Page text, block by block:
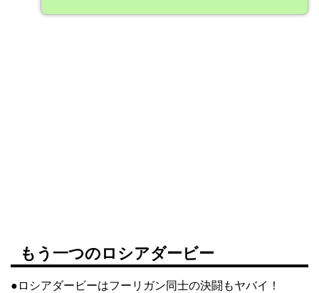
もう一つのロシアダービー
●ロシアダービーはフーリガン同士の決闘もヤバイ！